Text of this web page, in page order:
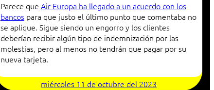
Parece que Air Europa ha llegado a un acuerdo con los
bancospara que justo el último punto que comentaba no
se aplique. Sigue siendo un engorro y los clientes
deberían recibir algún tipo de indemnización por las
molestias, pero al menos no tendrán que pagar por su
nueva tarjeta.
miércoles 11 de octubre del 2023